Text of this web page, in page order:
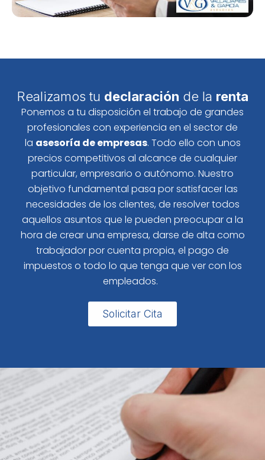
Realizamos tu declaración de la renta
Ponemos a tu disposición el trabajo de grandes
profesionales con experiencia en el sector de
la asesoría de empresas. Todo ello con unos
precios competitivos al alcance de cualquier
particular, empresario o autónomo. Nuestro
objetivo fundamental pasa por satisfacer las
necesidades de los clientes, de resolver todos
aquellos asuntos que le pueden preocupar a la
hora de crear una empresa, darse de alta como
trabajador por cuenta propia, el pago de
impuestos o todo lo que tenga que ver con los
empleados.
Solicitar Cita